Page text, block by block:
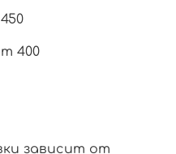
400
зависит от